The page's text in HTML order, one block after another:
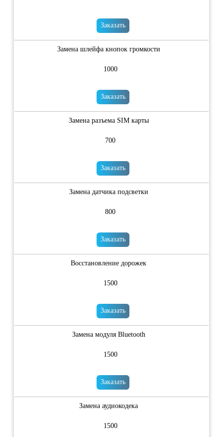
Заказать
Замена шлейфа кнопок громкости
1000
Заказать
Замена разъема SIM карты
700
Заказать
Замена датчика подсветки
800
Заказать
Восстановление дорожек
1500
Заказать
Замена модуля Bluetooth
1500
Заказать
Замена аудиокодека
1500